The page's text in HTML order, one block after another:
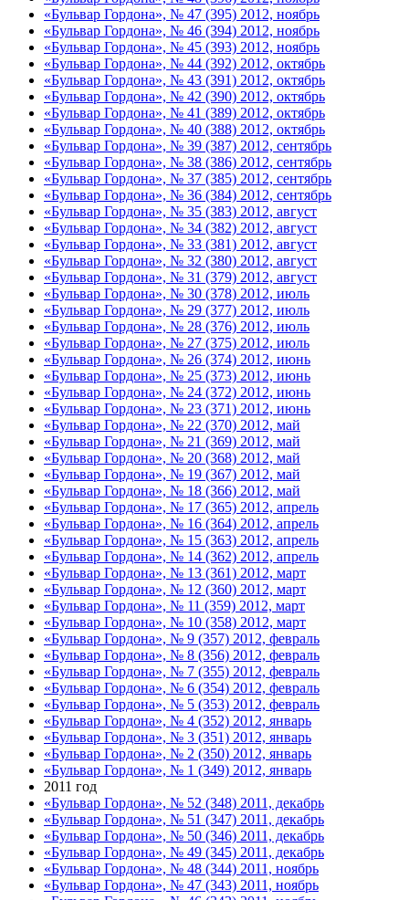
«Бульвар Гордона», № 47 (395) 2012, ноябрь
«Бульвар Гордона», № 46 (394) 2012, ноябрь
«Бульвар Гордона», № 45 (393) 2012, ноябрь
«Бульвар Гордона», № 44 (392) 2012, октябрь
«Бульвар Гордона», № 43 (391) 2012, октябрь
«Бульвар Гордона», № 42 (390) 2012, октябрь
«Бульвар Гордона», № 41 (389) 2012, октябрь
«Бульвар Гордона», № 40 (388) 2012, октябрь
«Бульвар Гордона», № 39 (387) 2012, сентябрь
«Бульвар Гордона», № 38 (386) 2012, сентябрь
«Бульвар Гордона», № 37 (385) 2012, сентябрь
«Бульвар Гордона», № 36 (384) 2012, сентябрь
«Бульвар Гордона», № 35 (383) 2012, август
«Бульвар Гордона», № 34 (382) 2012, август
«Бульвар Гордона», № 33 (381) 2012, август
«Бульвар Гордона», № 32 (380) 2012, август
«Бульвар Гордона», № 31 (379) 2012, август
«Бульвар Гордона», № 30 (378) 2012, июль
«Бульвар Гордона», № 29 (377) 2012, июль
«Бульвар Гордона», № 28 (376) 2012, июль
«Бульвар Гордона», № 27 (375) 2012, июль
«Бульвар Гордона», № 26 (374) 2012, июнь
«Бульвар Гордона», № 25 (373) 2012, июнь
«Бульвар Гордона», № 24 (372) 2012, июнь
«Бульвар Гордона», № 23 (371) 2012, июнь
«Бульвар Гордона», № 22 (370) 2012, май
«Бульвар Гордона», № 21 (369) 2012, май
«Бульвар Гордона», № 20 (368) 2012, май
«Бульвар Гордона», № 19 (367) 2012, май
«Бульвар Гордона», № 18 (366) 2012, май
«Бульвар Гордона», № 17 (365) 2012, апрель
«Бульвар Гордона», № 16 (364) 2012, апрель
«Бульвар Гордона», № 15 (363) 2012, апрель
«Бульвар Гордона», № 14 (362) 2012, апрель
«Бульвар Гордона», № 13 (361) 2012, март
«Бульвар Гордона», № 12 (360) 2012, март
«Бульвар Гордона», № 11 (359) 2012, март
«Бульвар Гордона», № 10 (358) 2012, март
«Бульвар Гордона», № 9 (357) 2012, февраль
«Бульвар Гордона», № 8 (356) 2012, февраль
«Бульвар Гордона», № 7 (355) 2012, февраль
«Бульвар Гордона», № 6 (354) 2012, февраль
«Бульвар Гордона», № 5 (353) 2012, февраль
«Бульвар Гордона», № 4 (352) 2012, январь
«Бульвар Гордона», № 3 (351) 2012, январь
«Бульвар Гордона», № 2 (350) 2012, январь
«Бульвар Гордона», № 1 (349) 2012, январь
2011 год
«Бульвар Гордона», № 52 (348) 2011, декабрь
«Бульвар Гордона», № 51 (347) 2011, декабрь
«Бульвар Гордона», № 50 (346) 2011, декабрь
«Бульвар Гордона», № 49 (345) 2011, декабрь
«Бульвар Гордона», № 48 (344) 2011, ноябрь
«Бульвар Гордона», № 47 (343) 2011, ноябрь